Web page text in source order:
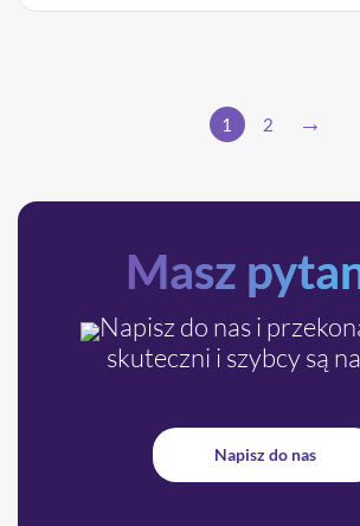
1 2
Masz
Napisz do nas i
skuteczni i szybcy są
Napisz do nas